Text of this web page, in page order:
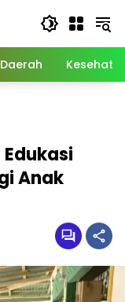
Daerah
Anak